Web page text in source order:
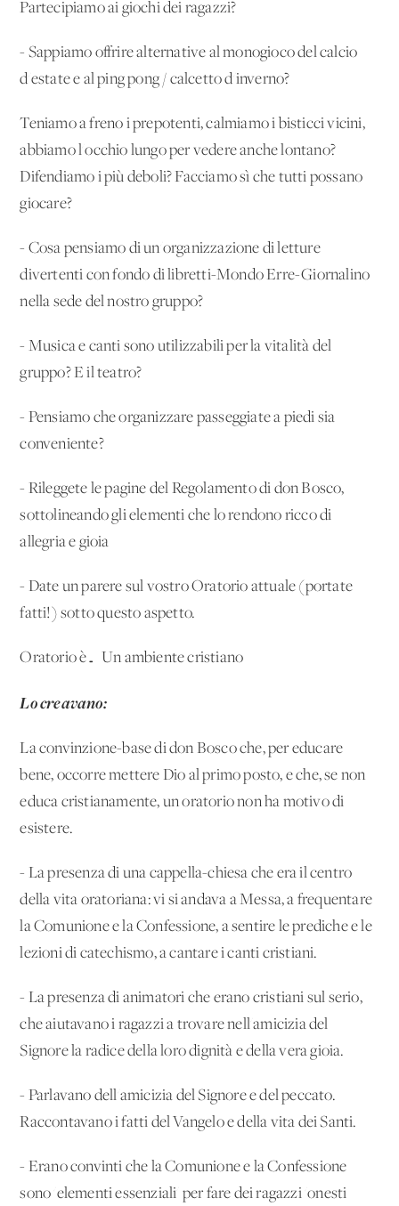
Partecipiamo ai giochi dei ragazzi?
- Sappiamo offrire alternative al monogioco del calcio
d'estate e al ping pong / calcetto d'inverno?
Teniamo a freno i prepotenti, calmiamo i bisticci vicini,
abbiamo l'occhio lungo per vedere anche lontano?
Difendiamo i più deboli? Facciamo sì che tutti possano
giocare?
- Cosa pensiamo di un'organizzazione di letture
divertenti con fondo di libretti-Mondo Erre-Giornalino
nella sede del nostro gruppo?
- Musica e canti sono utilizzabili per la vitalità del
gruppo? E il teatro?
- Pensiamo che organizzare passeggiate a piedi sia
conveniente?
- Rileggete le pagine del Regolamento di don Bosco,
sottolineando gli elementi che lo rendono ricco di
allegria e gioia
- Date un parere sul vostro Oratorio attuale (portate
fatti!) sotto questo aspetto.
Oratorio è… Un ambiente cristiano
Lo creavano:
La convinzione-base di don Bosco che, per educare
bene, occorre mettere Dio al primo posto, e che, se non
educa cristianamente, un oratorio non ha motivo di
esistere.
- La presenza di una cappella-chiesa che era il centro
della vita oratoriana: vi si andava a Messa, a frequentare
la Comunione e la Confessione, a sentire le prediche e le
lezioni di catechismo, a cantare i canti cristiani.
- La presenza di animatori che erano cristiani sul serio,
che aiutavano i ragazzi a trovare nell'amicizia del
Signore la radice della loro dignità e della vera gioia.
- Parlavano dell'amicizia del Signore e del peccato.
Raccontavano i fatti del Vangelo e della vita dei Santi.
- Erano convinti che la Comunione e la Confessione
sono 'elementi essenziali' per fare dei ragazzi 'onesti